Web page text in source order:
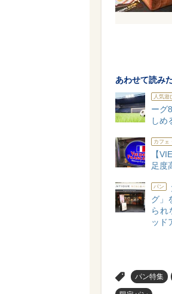
あわせて読み
人気遊
ーグ
しめ
カフェ
【
足度
パン
グ」
られ
ッド
パン特集